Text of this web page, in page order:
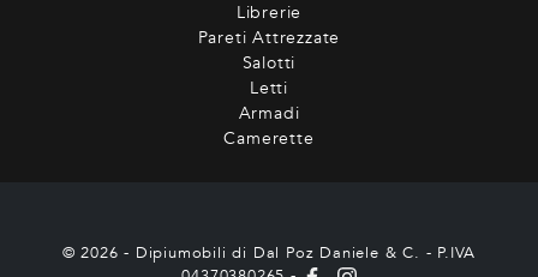
Librerie
Pareti Attrezzate
Salotti
Letti
Armadi
Camerette
© 2026 - Dipiumobili di Dal Poz Daniele & C. - P.IVA